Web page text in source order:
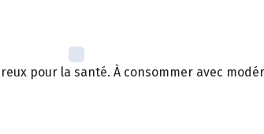
pour la santé. À consommer avec